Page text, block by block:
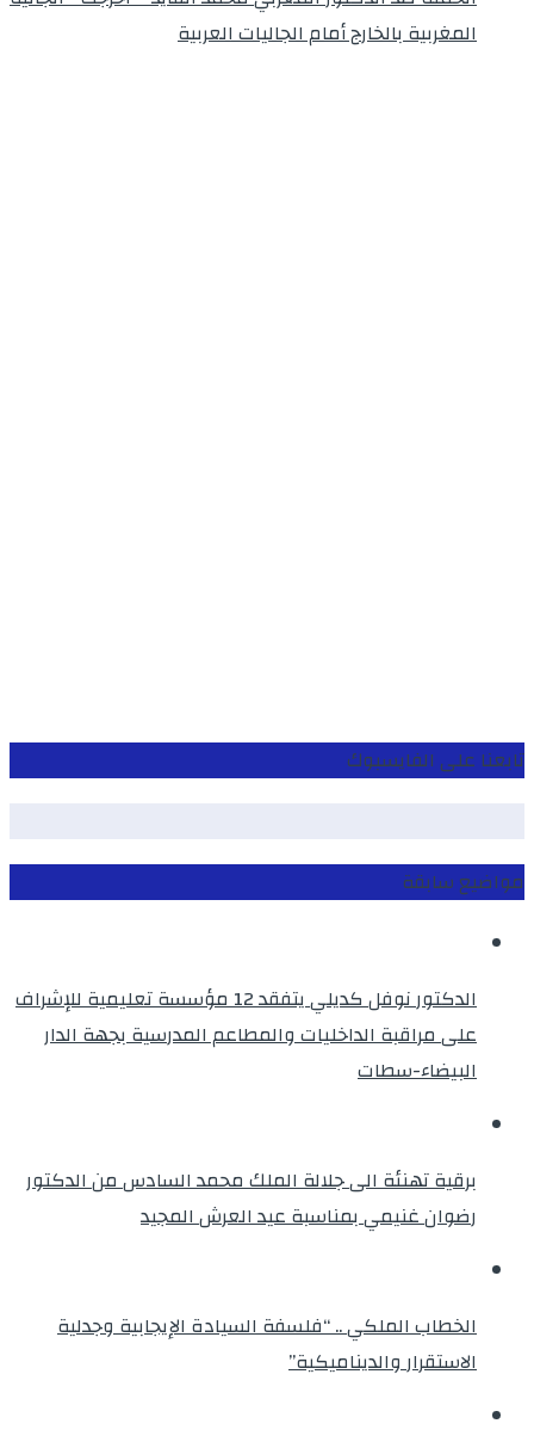
المغربية بالخارج أمام الجاليات العربية
تابعنا على الفايسبوك
مواضيع سابقة
الدكتور نوفل كديلي يتفقد 12 مؤسسة تعليمية للإشراف
على مراقبة الداخليات والمطاعم المدرسية بجهة الدار
البيضاء-سطات
برقية تهنئة الى جلالة الملك محمد السادس من الدكتور
رضوان غنيمي بمناسبة عيد العرش المجيد
الخطاب الملكي .. “فلسفة السيادة الإيجابية وجدلية
الاستقرار والديناميكية”